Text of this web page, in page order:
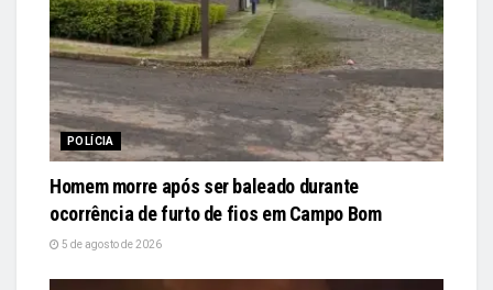
POLÍCIA
Homem morre após ser baleado durante
ocorrência de furto de fios em Campo Bom
5 de agosto de 2026